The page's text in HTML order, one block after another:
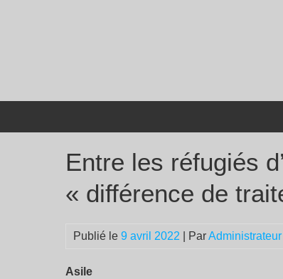
Entre les réfugiés
« différence de
Publié le 9 avril 2022 | ParAdministrateur
Asile